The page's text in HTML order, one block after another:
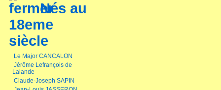
Nés au
18eme
siècle
Le Major CANCALON
Jérôme Lefrançois de
Lalande
Claude-Joseph SAPIN